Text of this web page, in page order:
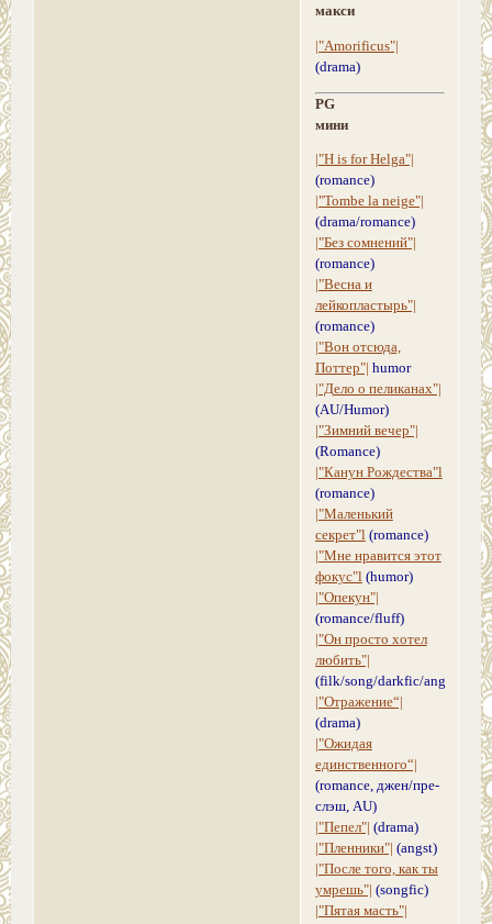
макси
|"Amorificus"|
(drama)
PG
мини
|"H is for Helga"|
(romance)
|"Tombe la neige"|
(drama/romance)
|"Без сомнений"|
(romance)
|"Весна и
лейкопластырь"|
(romance)
|"Вон отсюда,
Поттер"| humor
|"Дело о пеликанах"|
(AU/Humor)
|"Зимний вечер"|
(Romance)
|"Канун Рождества"l
(romance)
|"Маленький
секрет"l (romance)
|"Мне нравится этот
фокус"l (humor)
|"Опекун"|
(romance/fluff)
|"Он просто хотел
любить"|
(filk/song/darkfic/angst)
|"Отражение“|
(drama)
|"Ожидая
единственного“|
(romance, джен/пре-
слэш, AU)
|"Пепел"| (drama)
|"Пленники"| (angst)
|"После того, как ты
умрешь"| (songfic)
|"Пятая масть"|